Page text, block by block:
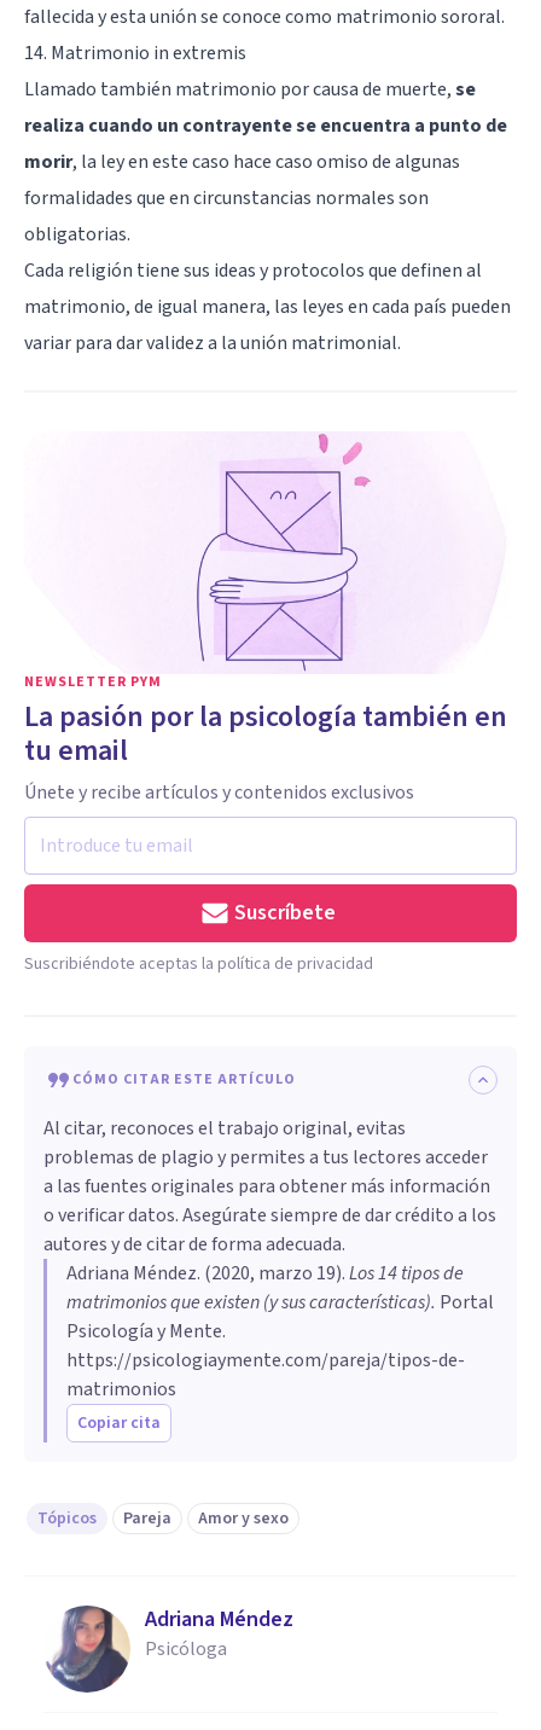
fallecida y esta unión se conoce como matrimonio sororal.
14. Matrimonio in extremis
Llamado también matrimonio por causa de muerte,se
realiza cuando un contrayente se encuentra a punto de
morir, la ley en este caso hace caso omiso de algunas
formalidades que en circunstancias normales son
obligatorias.
Cada religión tiene sus ideas y protocolos que definen al
matrimonio, de igual manera, las leyes en cada país pueden
variar para dar validez a la unión matrimonial.
NEWSLETTER PYM
La pasión por la psicología también en
tu email
Únete y recibe artículos y contenidos exclusivos
Suscríbete
Suscribiéndote aceptas la política de privacidad
CÓMO CITAR ESTE ARTÍCULO
Al citar, reconoces el trabajo original, evitas
problemas de plagio y permites a tus lectores acceder
a las fuentes originales para obtener más información
o verificar datos. Asegúrate siempre de dar crédito a los
autores y de citar de forma adecuada.
Adriana Méndez. (2020, marzo 19).Los 14 tipos de
matrimonios que existen (y sus características). Portal
Psicología y Mente.
https://psicologiaymente.com/pareja/tipos-de-
matrimonios
Copiar cita
Tópicos Pareja Amor y sexo
Adriana Méndez
Psicóloga